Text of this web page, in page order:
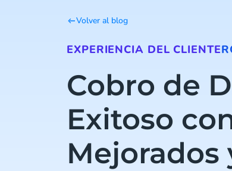
Volver al blog
EXPERIENCIA DEL CLIENTE
Cobro de
Exitoso
Mejorados